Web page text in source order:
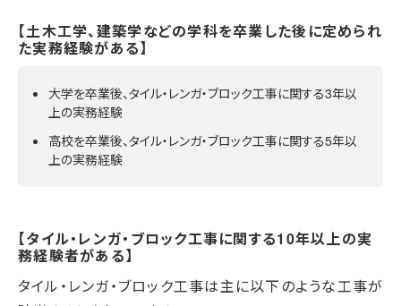
【土木工学、建築学などの学科を卒業した後に定められ
た実務経験がある】
大学を卒業後、タイル・レンガ・ブロック工事に関する3年以
上の実務経験
高校を卒業後、タイル・レンガ・ブロック工事に関する5年以
上の実務経験
【タイル・レンガ・ブロック工事に関する10年以上の実
務経験者がある】
タイル・レンガ・ブロック工事は主に以下のような工事が